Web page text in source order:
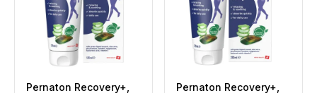
Pernaton Recovery+,
Pernaton Recovery+,